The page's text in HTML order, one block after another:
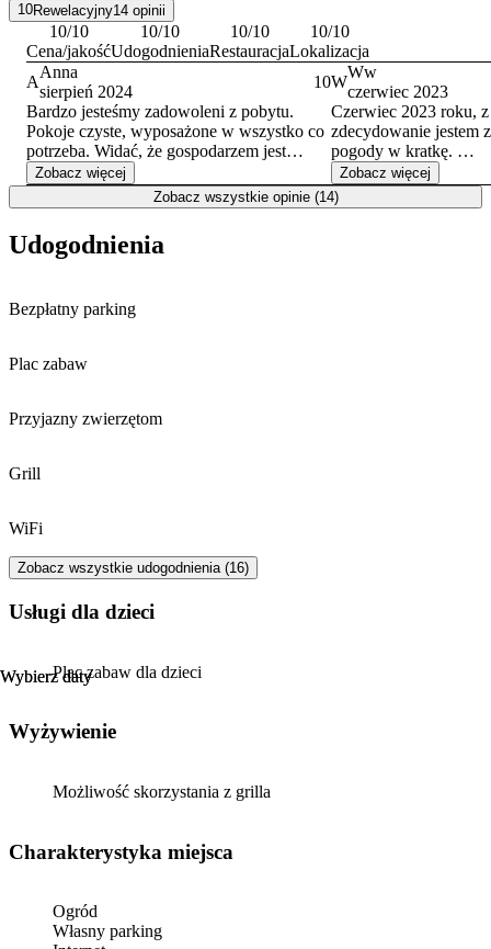
10Rewelacyjny14 opinii
10/10
Cena/jakość
10/10
Udogodnienia
10/10
Restauracja
10/10
Lokalizacja
A
Anna
sierpień 2024
10
Bardzo jesteśmy zadowoleni z pobytu.
Pokoje czyste, wyposażone w wszystko co
potrzeba. Widać, że gospodarzem jest
kobieta. Wieszak w pokoju. Suszarka na
pranie. Wieszaki w szafie. Aneks kuchenny
dobrze wyposażony - ręczniki
gąbka, płyn do naczyń. Z szczerym sercem
Zobacz więcej
W
Ww
czerwiec 2023
Czerwiec 2023 roku,
zdecydowanie jestem
pogody w kratkę.
Gospodarz - Pani
komunikatywna,
Apartamenty
Zobacz więcej
Zobacz wszystkie opinie (14)
Wybierz daty
Wybierz daty
Udogodnienia
Bezpłatny parking
Plac zabaw
Przyjazny zwierzętom
Grill
WiFi
Zobacz wszystkie udogodnienia (16)
usługi dla dzieci
Plac zabaw dla dzieci
Wyżywienie
Możliwość skorzystania z grilla
Charakterystyka miejsca
Ogród
Własny parking